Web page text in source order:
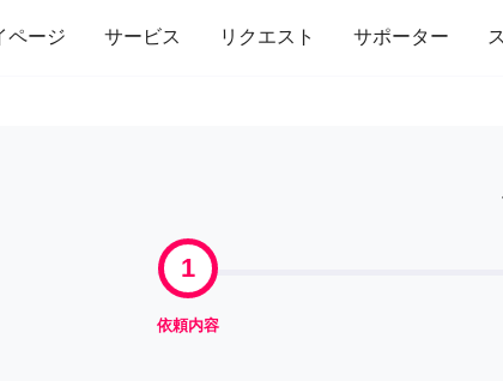
ページ サービス リクエスト サポーター
・組立 家事 引っ越し インテリア 趣味・
1
依頼内容